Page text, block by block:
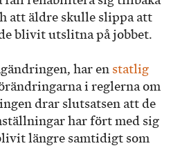
att äldre skulle slippa att
blivit utslitna på jobbet.
har en statlig
i reglerna om
drar slutsatsen att de
har fört med sig
längre samtidigt som